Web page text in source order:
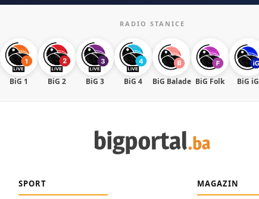
RADIO STANICE
BiG 1 BiG 2 BiG 3 BiG 4 BiG Balade BiG Folk BiG iG
SPORT MAGAZIN